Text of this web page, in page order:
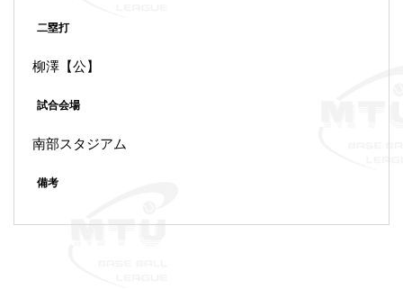
二塁打
柳澤【公】
試合会場
南部スタジアム
備考